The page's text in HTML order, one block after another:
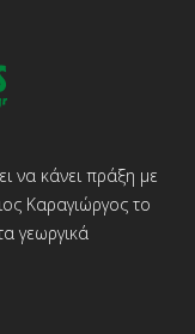
να κάνει πράξη με
Καραγιώργος το
γεωργικά